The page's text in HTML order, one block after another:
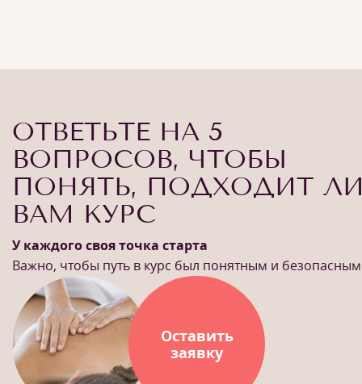
ОТВЕТЬТЕ НА 5
ВОПРОСОВ, ЧТОБЫ
ПОНЯТЬ, ПОДХОДИТ
ВАМ КУРС
У каждого своя точка старта
Важно, чтобы путь в курс был понятным и безопасным
Оставить
заявку